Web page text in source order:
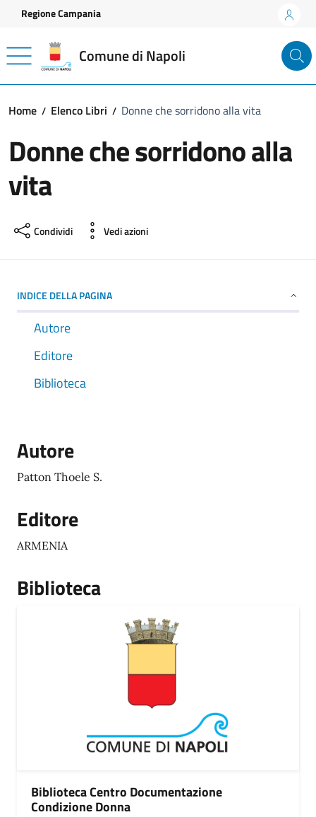
Vai ai contenuti
Vai al footer
Regione Campania
Comune di Napoli
Home Elenco Libri Donne che sorridono alla vita
Donne che sorridono alla
vita
Condividi Vedi azioni
INDICE DELLA PAGINA
Autore
Editore
Biblioteca
Autore
Patton Thoele S.
Editore
ARMENIA
Biblioteca
Biblioteca Centro Documentazione
Condizione Donna